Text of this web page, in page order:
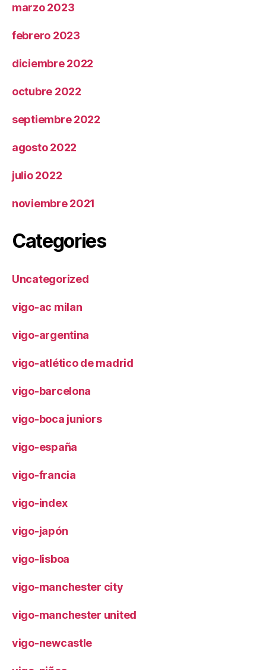
marzo 2023
febrero 2023
diciembre 2022
octubre 2022
septiembre 2022
agosto 2022
julio 2022
noviembre 2021
Categories
Uncategorized
vigo-ac milan
vigo-argentina
vigo-atlético de madrid
vigo-barcelona
vigo-boca juniors
vigo-españa
vigo-francia
vigo-index
vigo-japón
vigo-lisboa
vigo-manchester city
vigo-manchester united
vigo-newcastle